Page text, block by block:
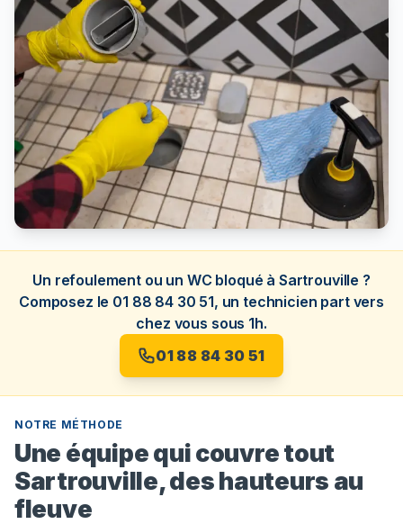
Un refoulement ou un WC bloqué à Sartrouville ?
Composez le 01 88 84 30 51, un technicien part vers
chez vous sous 1h.
01 88 84 30 51
NOTRE MÉTHODE
Une équipe qui couvre tout
Sartrouville, des hauteurs au
fleuve